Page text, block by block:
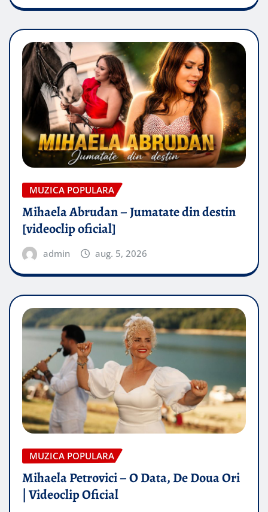
MUZICA POPULARA
Mihaela Abrudan – Jumatate din destin
[videoclip oficial]
admin aug. 5, 2026
MUZICA POPULARA
Mihaela Petrovici – O Data, De Doua Ori
| Videoclip Oficial